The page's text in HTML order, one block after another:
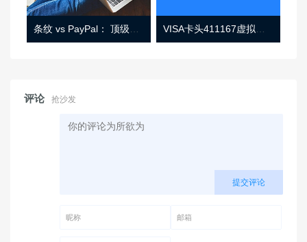
条纹 vs PayPal： 顶级功能， 定价 （和更多！ VISA卡头411167虚拟卡基础信息
评论 抢沙发
提交评论